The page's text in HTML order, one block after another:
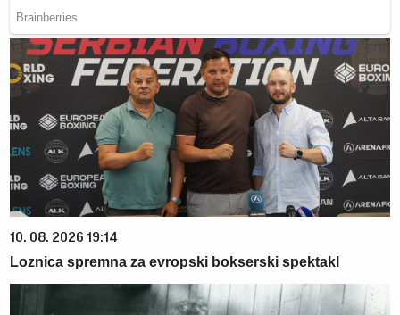
10. 08. 2026 19:14
Loznica spremna za evropski bokserski spektakl